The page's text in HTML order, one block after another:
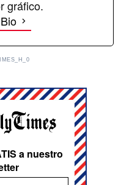
gráfico.
a nuestro